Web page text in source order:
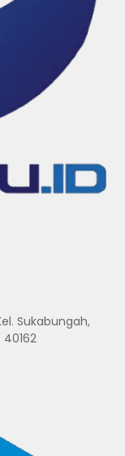
Sukabungah,